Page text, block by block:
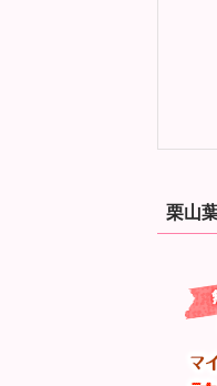
栗山